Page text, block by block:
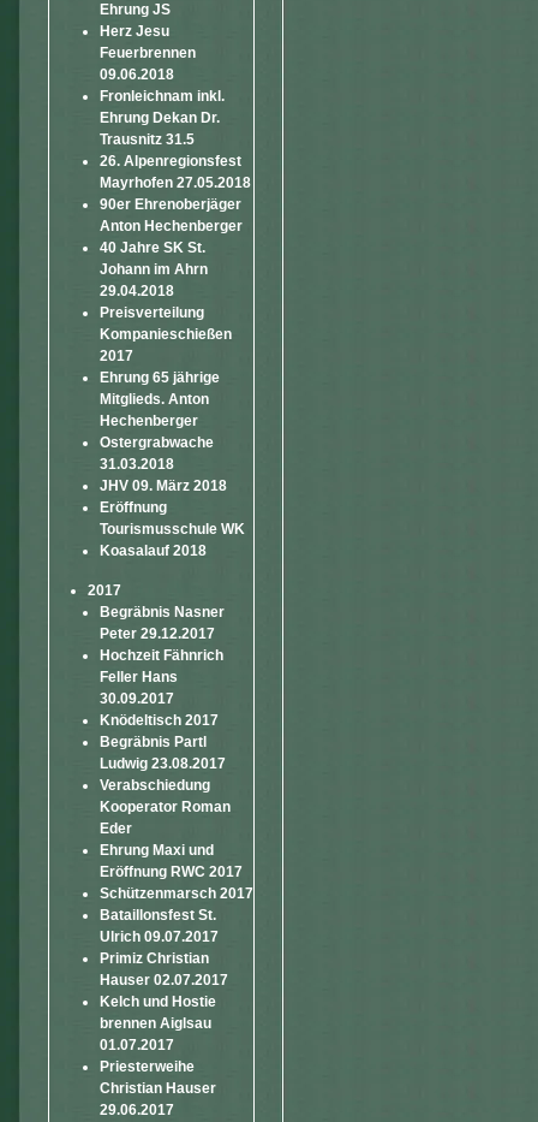
Ehrung JS
Herz Jesu
Feuerbrennen
09.06.2018
Fronleichnam inkl.
Ehrung Dekan Dr.
Trausnitz 31.5
26. Alpenregionsfest
Mayrhofen 27.05.2018
90er Ehrenoberjäger
Anton Hechenberger
40 Jahre SK St.
Johann im Ahrn
29.04.2018
Preisverteilung
Kompanieschießen
2017
Ehrung 65 jährige
Mitglieds. Anton
Hechenberger
Ostergrabwache
31.03.2018
JHV 09. März 2018
Eröffnung
Tourismusschule WK
Koasalauf 2018
2017
Begräbnis Nasner
Peter 29.12.2017
Hochzeit Fähnrich
Feller Hans
30.09.2017
Knödeltisch 2017
Begräbnis Partl
Ludwig 23.08.2017
Verabschiedung
Kooperator Roman
Eder
Ehrung Maxi und
Eröffnung RWC 2017
Schützenmarsch 2017
Bataillonsfest St.
Ulrich 09.07.2017
Primiz Christian
Hauser 02.07.2017
Kelch und Hostie
brennen Aiglsau
01.07.2017
Priesterweihe
Christian Hauser
29.06.2017